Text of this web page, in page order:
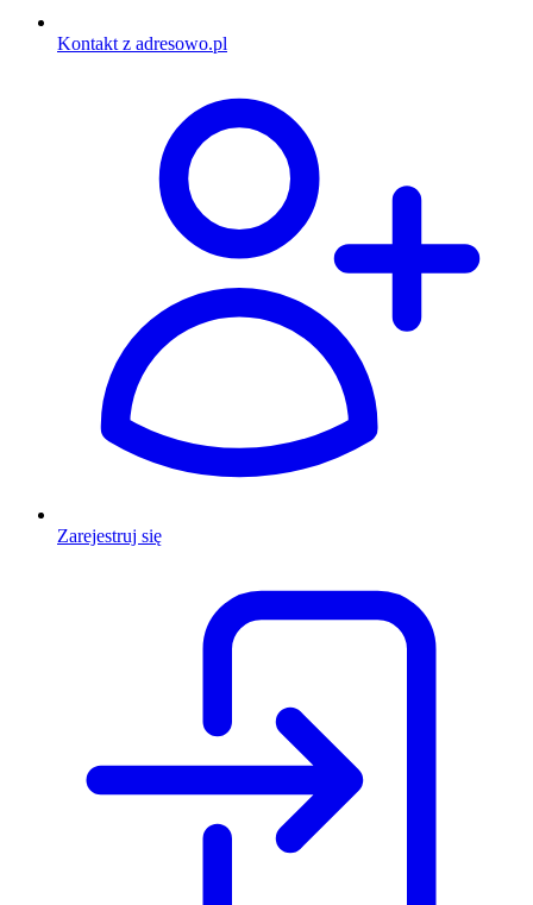
Kontakt z adresowo.pl
Zarejestruj się